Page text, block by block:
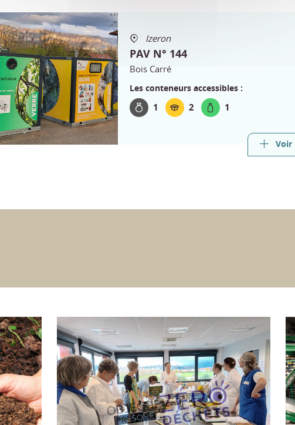
Izeron
PAV N° 144
Bois Carré
Les conteneurs accessibles :
1 2 1
Voir